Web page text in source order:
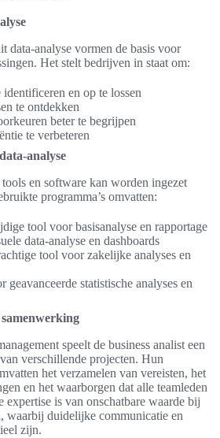
data-analyse vormen de basis voor
Het stelt bedrijven in staat om:
en op te lossen
te ontdekken
beter te begrijpen
te verbeteren
analyse
en software kan worden ingezet
programma’s omvatten:
tool voor basisanalyse en rapportage
data-analyse en dashboards
tool voor zakelijke analyses en
geavanceerde statistische analyses en
speelt de business analist een
verschillende projecten. Hun
het verzamelen van vereisten, het
en het waarborgen dat alle teamleden
expertise is van onschatbare waarde bij
waarbij duidelijke communicatie en
zijn.